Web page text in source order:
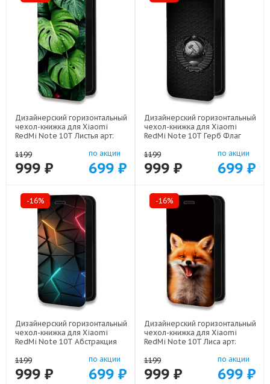
Дизайнерский горизонтальный
чехол-книжка для Xiaomi
RedMi Note 10T Листья арт:
1199
999 ₽
по акции
699 ₽
Дизайнерский горизонтальный
чехол-книжка для Xiaomi
RedMi Note 10T Герб Флаг
1199
999 ₽
по акции
699 ₽
-16%
Дизайнерский горизонтальный
чехол-книжка для Xiaomi
RedMi Note 10T Абстракция
1199
999 ₽
по акции
699 ₽
-16%
Дизайнерский горизонтальный
чехол-книжка для Xiaomi
RedMi Note 10T Лиса арт:
1199
999 ₽
по акции
699 ₽